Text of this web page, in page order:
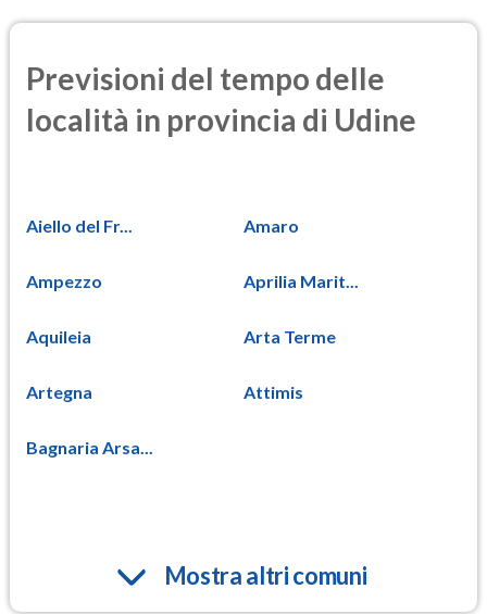
Previsioni del tempo delle
località in provincia di Udine
Aiello del Fr... Amaro
Ampezzo Aprilia Marit...
Aquileia Arta Terme
Artegna Attimis
Bagnaria Arsa...
Mostra altri comuni